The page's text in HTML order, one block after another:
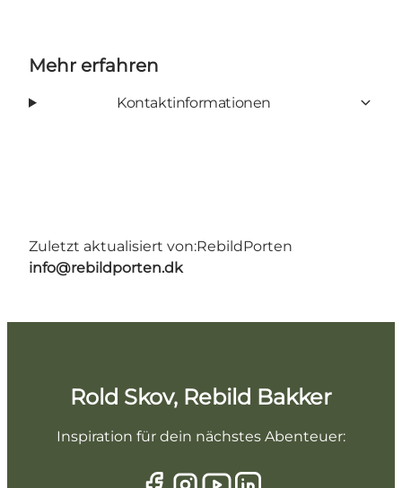
Mehr erfahren
Kontaktinformationen
Zuletzt aktualisiert von:RebildPorten
info@rebildporten.dk
Rold Skov, Rebild Bakker
Inspiration für dein nächstes Abenteuer: